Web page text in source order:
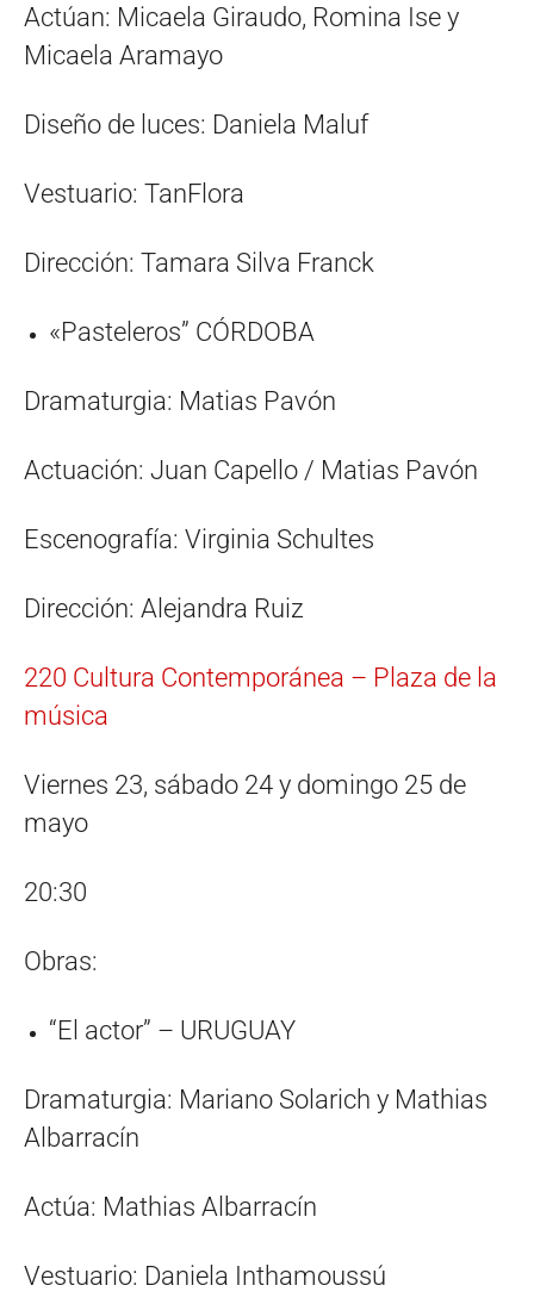
Actúan: Micaela Giraudo, Romina Ise y
Micaela Aramayo
Diseño de luces: Daniela Maluf
Vestuario: TanFlora
Dirección: Tamara Silva Franck
«Pasteleros” CÓRDOBA
Dramaturgia: Matias Pavón
Actuación: Juan Capello / Matias Pavón
Escenografía: Virginia Schultes
Dirección: Alejandra Ruiz
220 Cultura Contemporánea – Plaza de la
música
Viernes 23, sábado 24 y domingo 25 de
mayo
20:30
Obras:
“El actor” – URUGUAY
Dramaturgia: Mariano Solarich y Mathias
Albarracín
Actúa: Mathias Albarracín
Vestuario: Daniela Inthamoussú